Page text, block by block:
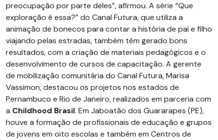
preocupação por parte deles”, afirmou. A série “Que
exploração é essa?” do Canal Futura, que utiliza a
animação de bonecos para contar a história de pai e filho
viajando pelas estradas, também têm gerado bons
resultados, com a criação de materiais pedagógicos e o
desenvolvimento de cursos de capacitação. A gerente
de mobilização comunitária do Canal Futura, Marisa
Vassimon, destacou os projetos nos estados de
Pernambuco e Rio de Janeiro, realizados em parceria com
a Childhood Brasil. Em Jaboatão dos Guararapes (PE),
houve a formação de profissionais de educação e grupos
de jovens em oito escolas e também em Centros de